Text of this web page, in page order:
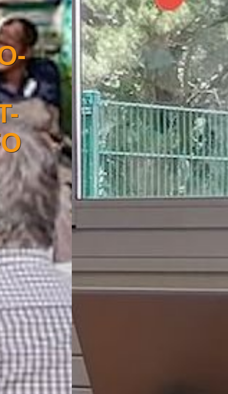
TRANSFO-
E2S :
TRANSITION
NUMÉRIQUE
DANS L'ESS
AU PAYS DE
VANNES
EN SAVOIR PLUS